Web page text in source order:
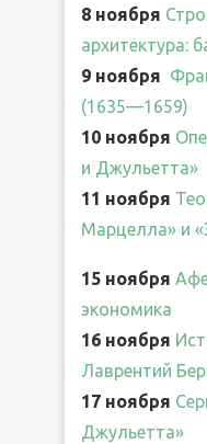
8 ноября
архитектура:
9 ноября
(1635—1659)
10 ноября
и Джульетта»
11 ноября
Марцелла» и
15 ноября
экономика
16 ноября
Лаврентий
17 ноября
Джульетта»